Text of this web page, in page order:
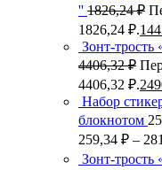
'' 1826,24₽
1826,24 ₽.
Зонт-трость
4406,32₽
4406,32 ₽.
Набор
блокнотом
259,34 ₽ –
Зонт-трость